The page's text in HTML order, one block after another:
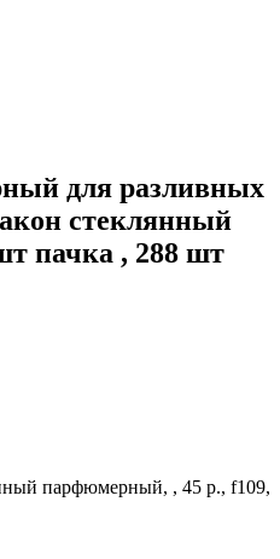
для разливных
стеклянный
пачка , 288 шт
парфюмерный, , 45 р., f109,